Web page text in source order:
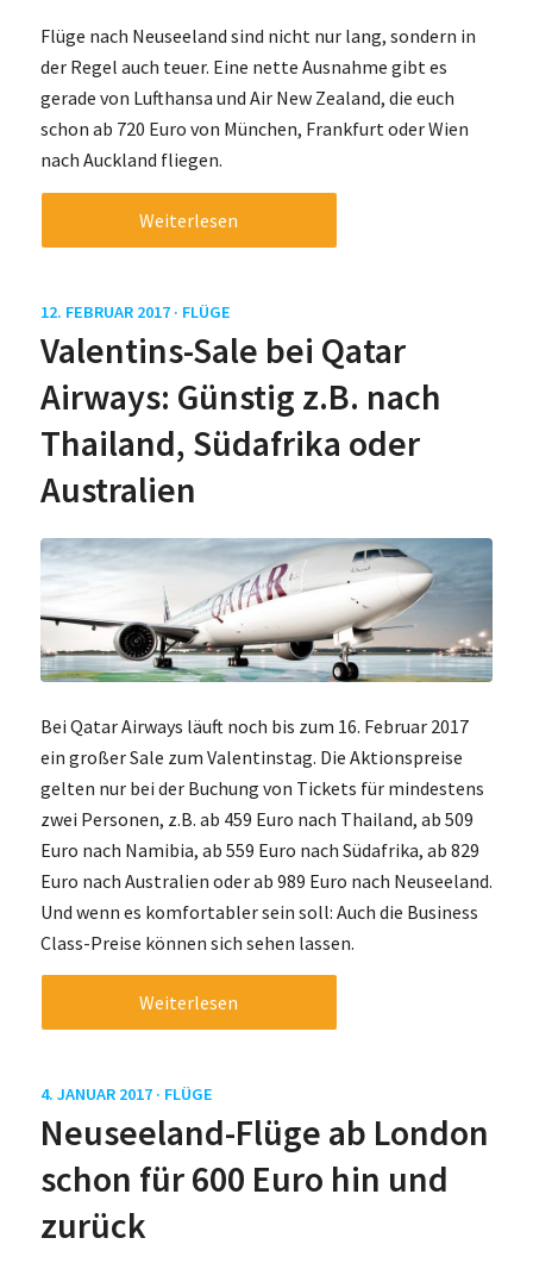
Flüge nach Neuseeland sind nicht nur lang, sondern in
der Regel auch teuer. Eine nette Ausnahme gibt es
gerade von Lufthansa und Air New Zealand, die euch
schon ab 720 Euro von München, Frankfurt oder Wien
nach Auckland fliegen.
Weiterlesen
12. FEBRUAR 2017 · FLÜGE
Valentins-Sale bei Qatar
Airways: Günstig z.B. nach
Thailand, Südafrika oder
Australien
Bei Qatar Airways läuft noch bis zum 16. Februar 2017
ein großer Sale zum Valentinstag. Die Aktionspreise
gelten nur bei der Buchung von Tickets für mindestens
zwei Personen, z.B. ab 459 Euro nach Thailand, ab 509
Euro nach Namibia, ab 559 Euro nach Südafrika, ab 829
Euro nach Australien oder ab 989 Euro nach Neuseeland.
Und wenn es komfortabler sein soll: Auch die Business
Class-Preise können sich sehen lassen.
Weiterlesen
4. JANUAR 2017 · FLÜGE
Neuseeland-Flüge ab London
schon für 600 Euro hin und
zurück